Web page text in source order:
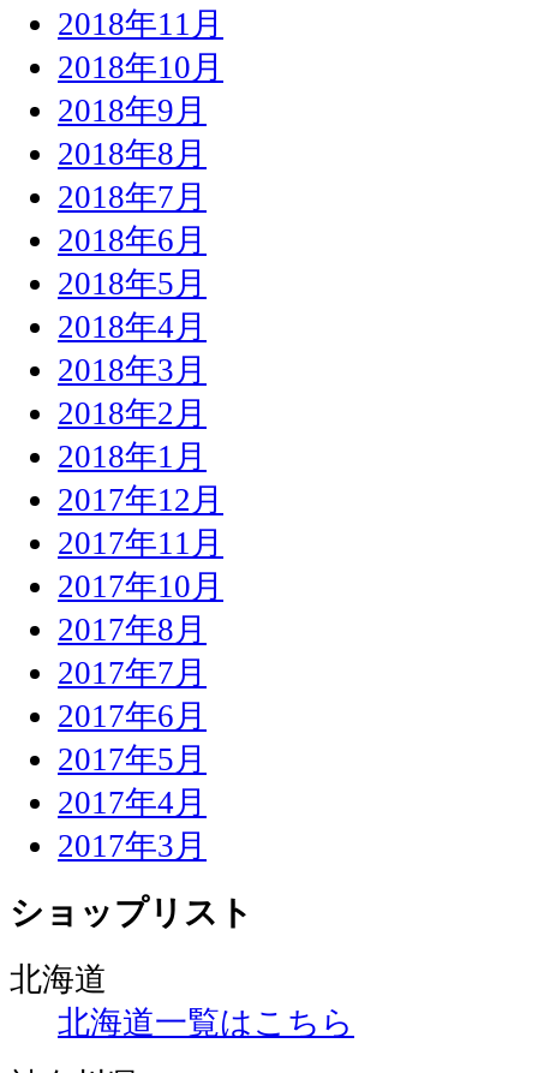
2018年11月
2018年10月
2018年9月
2018年8月
2018年7月
2018年6月
2018年5月
2018年4月
2018年3月
2018年2月
2018年1月
2017年12月
2017年11月
2017年10月
2017年8月
2017年7月
2017年6月
2017年5月
2017年4月
2017年3月
ショップリスト
北海道
北海道一覧はこちら